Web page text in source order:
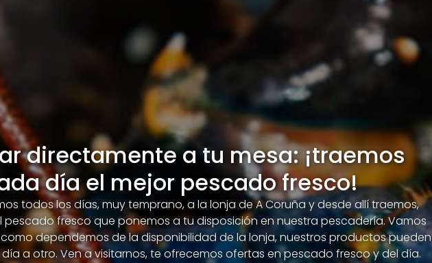
directamente a tu mesa: ¡traemos
día el mejor pescado fresco!
todos los días, muy temprano, a la lonja de A Coruña y desde allí traemos,
pescado fresco que ponemos a tu disposición en nuestra pescadería. Vamos
dependemos de la disponibilidad de la lonja, nuestros productos pueden
a otro. Ven a visitarnos, te ofrecemos ofertas en pescado fresco y del día.